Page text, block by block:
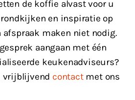
de koffie alvast voor u
rondkijken en inspiratie op
afspraak maken niet nodig.
aangaan met één
keukenadviseurs?
vrijblijvend contact met ons